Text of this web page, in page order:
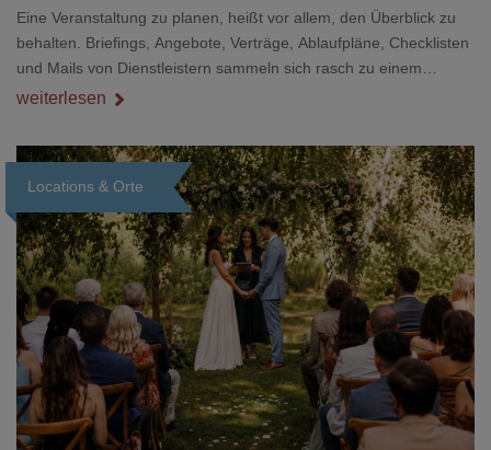
Eine Veranstaltung zu planen, heißt vor allem, den Überblick zu
behalten. Briefings, Angebote, Verträge, Ablaufpläne, Checklisten
und Mails von Dienstleistern sammeln sich rasch zu einem
unübersichtlichen Stapel. Wer schon einmal kurz vor einem Event
Dokument gesucht hat, kennt das mulmige Gefühl.
weiterlesen
Locations & Orte
Loading...